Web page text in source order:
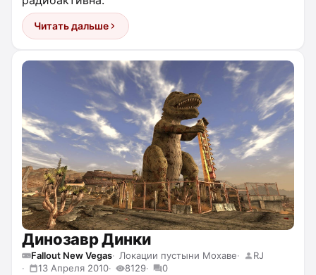
Читать дальше
Динозавр Динки
Fallout New Vegas Локации пустыни Мохаве
RJ
13 Апреля 2010
8129 0